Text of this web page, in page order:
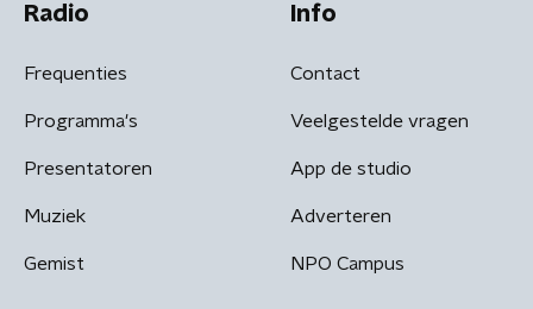
Radio
Frequenties
Programma's
Presentatoren
Muziek
Gemist
Info
Contact
Veelgestelde vragen
App de studio
Adverteren
NPO Campus